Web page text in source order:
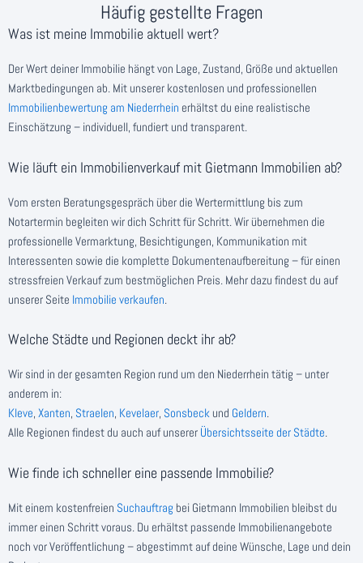
Häufig gestellte Fragen
Was ist meine Immobilie aktuell wert?
Der Wert deiner Immobilie hängt von Lage, Zustand, Größe und aktuellen
Marktbedingungen ab. Mit unserer kostenlosen und professionellen
Immobilienbewertung am Niederrhein erhältst du eine realistische
Einschätzung – individuell, fundiert und transparent.
Wie läuft ein Immobilienverkauf mit Gietmann Immobilien ab?
Vom ersten Beratungsgespräch über die Wertermittlung bis zum
Notartermin begleiten wir dich Schritt für Schritt. Wir übernehmen die
professionelle Vermarktung, Besichtigungen, Kommunikation mit
Interessenten sowie die komplette Dokumentenaufbereitung – für einen
stressfreien Verkauf zum bestmöglichen Preis. Mehr dazu findest du auf
unserer Seite Immobilie verkaufen.
Welche Städte und Regionen deckt ihr ab?
Wir sind in der gesamten Region rund um den Niederrhein tätig – unter
anderem in:
Kleve, Xanten, Straelen, Kevelaer, Sonsbeck und Geldern.
Alle Regionen findest du auch auf unserer Übersichtsseite der Städte.
Wie finde ich schneller eine passende Immobilie?
Mit einem kostenfreien Suchauftrag bei Gietmann Immobilien bleibst du
immer einen Schritt voraus. Du erhältst passende Immobilienangebote
noch vor Veröffentlichung – abgestimmt auf deine Wünsche, Lage und dein